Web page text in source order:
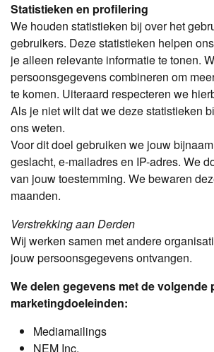
Statistieken en profilering
We houden statistieken bij over het
gebruikers. Deze statistieken helpen
je alleen relevante informatie te tonen.
persoonsgegevens combineren om
te komen. Uiteraard respecteren we
Als je niet wilt dat we deze statistieken
ons weten.
Voor dit doel gebruiken we jouw
geslacht, e-mailadres en IP-adres. We
van jouw toestemming. We bewaren
maanden.
Verstrekking aan Derden
Wij werken samen met andere
jouw persoonsgegevens ontvangen.
We delen gegevens met de volgende
marketingdoeleinden:
Mediamailings
NEM Inc.